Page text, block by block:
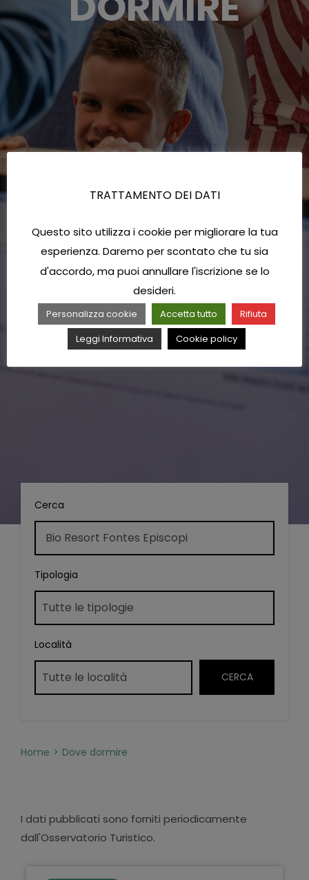
Cerca
Tipologia
Località
Home Dove dormire
I dati pubblicati sono forniti periodicamente
dall'Osservatorio Turistico.
TRATTAMENTO DEI DATI
Questo sito utilizza i cookie per migliorare la tua
esperienza. Daremo per scontato che tu sia
d'accordo, ma puoi annullare l'iscrizione se lo
desideri.
Personalizza cookie Accetta tutto
Rifiuta
Leggi Informativa
Cookie policy